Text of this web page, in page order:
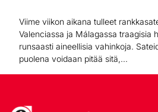
Viime viikon aikana tulleet
Valenciassa ja Málagassa traagisia
runsaasti aineellisia vahinkoja.
puolena voidaan pitää sitä,...